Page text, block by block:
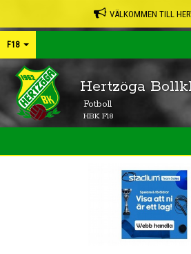
VÄLKOMMEN TILL
F18
Hertzöga
Fotboll
HBK F18